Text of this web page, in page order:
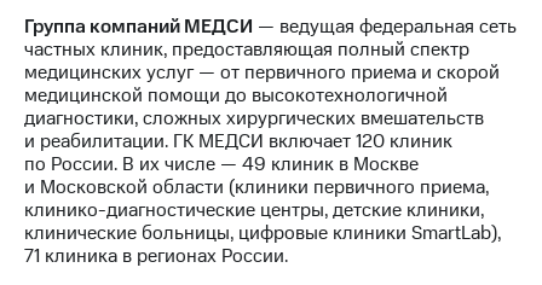
Группа компаний МЕДСИ — ведущая федеральная сеть
частных клиник, предоставляющая полный спектр
медицинских услуг — от первичного приема и скорой
медицинской помощи до высокотехнологичной
диагностики, сложных хирургических вмешательств
и реабилитации. ГК МЕДСИ включает 120 клиник
по России. В их числе — 49 клиник в Москве
и Московской области (клиники первичного приема,
клинико-диагностические центры, детские клиники,
клинические больницы, цифровые клиники SmartLab),
71 клиника в регионах России.